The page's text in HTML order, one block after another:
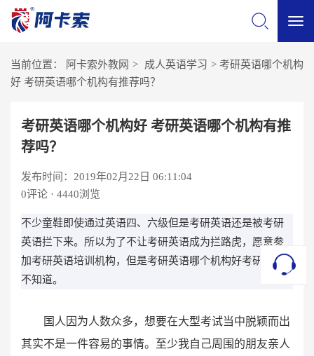
当前位置： 阿卡索外教网 > 成人英语学习 > 考研英语哪个机构
好 考研英语哪个机构有推荐吗？
考研英语哪个机构好 考研英语哪个机构有推
荐吗？
发布时间：2019年02月22日 06:11:04
0评论 · 4440浏览
不少童鞋即使通过英语四、六级但是考研英语还是被考研
英语拦下来。所以为了不让考研英语成为拦路虎，愿意参
加考研英语培训机构，但是考研英语哪个机构好考研童鞋
不知道。
国人因为人数众多，想要在大型考试当中脱颖而出
其实不是一件容易的事情。至少我自己周围的朋友亲人